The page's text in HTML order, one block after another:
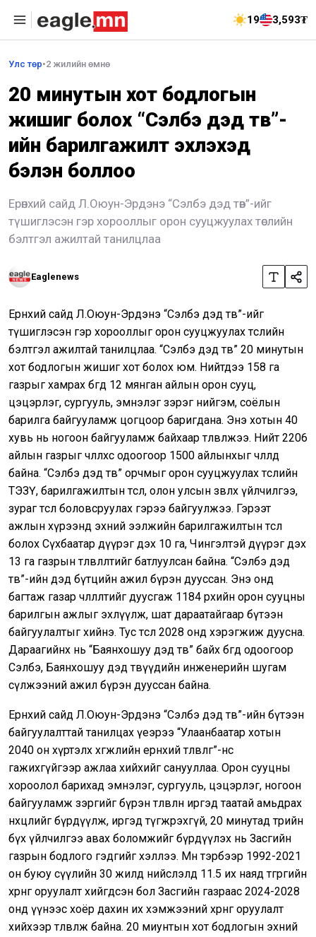
19 3,593₮
Улс төр•2 жилийн өмнө
20 минутын хот бодлогын
жишиг болох “Сэлбэ дэд төв”-
ийн барилгажилт эхлэхэд
бэлэн боллоо
Ерөнхий сайд Л.Оюун-Эрдэнэ “Сэлбэ дэд төв”-ийг
түшиглэсэн гэр хорооллыг орон сууцжуулах төслийн
бэлтгэл ажилтай танилцлаа
Eaglenews
Ерөнхий сайд Л.Оюун-Эрдэнэ “Сэлбэ дэд төв”-ийг
түшиглэсэн гэр хорооллыг орон сууцжуулах төслийн
бэлтгэл ажилтай танилцлаа. “Сэлбэ дэд төв” 20 минутын
хот бодлогын жишиг хот болох юм. Нийтдээ 158 га
газрыг хамрах бөгөөд 12 мянган айлын орон сууц,
цэцэрлэг, сургууль, эмнэлэг зэрэг нийгэм, соёлын
барилга байгууламж цогцоор баригдана. Энэ хотын 40
хувь нь ногоон байгууламж байхаар төлөвлөжээ. Нийт 2206
айлын газрыг чөлөөлөхөөс одоогоор 1500 айлынхыг чөлөөлөөд
байна. “Сэлбэ дэд төв” орчмыг орон сууцжуулах төслийн
ТЭЗҮ, барилгажилтын төсөл, олон улсын зөвлөх үйлчилгээ,
зураг төсөл боловсруулах гэрээ байгуулжээ. Гэрээт
ажлын хүрээнд эхний ээлжийн барилгажилтын төсөл
болох Сүхбаатар дүүрэг дэх 10 га, Чингэлтэй дүүрэг дэх
13 га газрын төлөвлөлтийг батлуулсан байна. “Сэлбэ дэд
төв”-ийн дэд бүтцийн ажил бүрэн дууссан. Энэ онд
багтаж газар чөлөөлөлтийг дуусгаж 1184 өрхийн орон сууцны
барилгын ажлыг эхлүүлж, шат дараатайгаар бүтээн
байгуулалтыг хийнэ. Тус төсөл 2028 онд хэрэгжиж дуусна.
Дараагийнх нь “Баянхошуу дэд төв” байх бөгөөд одоогоор
Сэлбэ, Баянхошуу дэд төвүүдийн инженерийн шугам
сүлжээний ажил бүрэн дууссан байна.
Ерөнхий сайд Л.Оюун-Эрдэнэ “Сэлбэ дэд төв”-ийн бүтээн
байгуулалттай танилцах үеэрээ “Улаанбаатар хотын
2040 он хүртэлх хөгжлийн ерөнхий төлөвлөгөө”-нөөс
гажихгүйгээр ажлаа хийхийг санууллаа. Орон сууцны
хороолол барихад эмнэлэг, сургууль, цэцэрлэг, ногоон
байгууламж зэргийг бүрэн төлөвлөн иргэд таатай амьдрах
нөхцөлийг бүрдүүлж, иргэд түгжрэхгүй, 20 минутад төрийн
бүх үйлчилгээ авах боломжийг бүрдүүлэх нь Засгийн
газрын бодлого гэдгийг хэллээ. Мөн тэрбээр 1992-2021
он буюу сүүлийн 30 жилд нийслэлд 11.5 их наяд төгрөгийн
хөрөнгө оруулалт хийгдсэн бол Засгийн газраас 2024-2028
онд үүнээс хоёр дахин их хэмжээний хөрөнгө оруулалт
хийхээр төлөвлөж байна. 20 миунтын хот бодлогын эхний